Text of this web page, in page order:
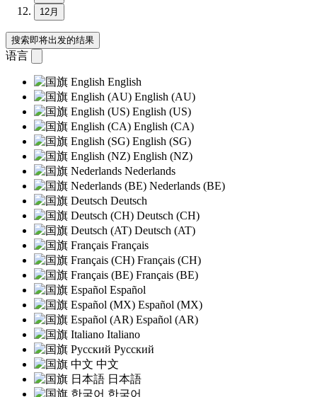
12月
搜索即将出发的结果
语言
English
English (AU)
English (US)
English (CA)
English (SG)
English (NZ)
Nederlands
Nederlands (BE)
Deutsch
Deutsch (CH)
Deutsch (AT)
Français
Français (CH)
Français (BE)
Español
Español (MX)
Español (AR)
Italiano
Русский
中文
日本語
한국어